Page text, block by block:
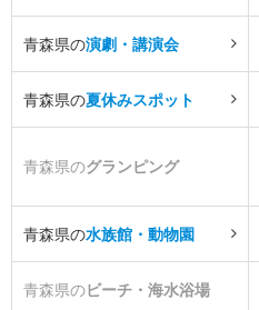
青森県の演劇・講演会
青森県の夏休みスポット
青森県のグランピング
青森県の水族館・動物園
青森県のビーチ・海水浴場